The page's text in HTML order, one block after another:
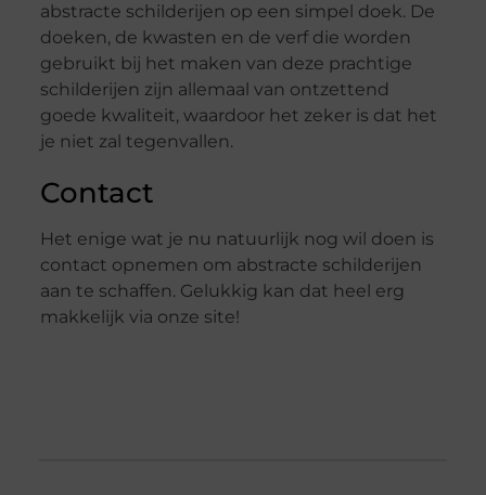
abstracte schilderijen op een simpel doek. De
doeken, de kwasten en de verf die worden
gebruikt bij het maken van deze prachtige
schilderijen zijn allemaal van ontzettend
goede kwaliteit, waardoor het zeker is dat het
je niet zal tegenvallen.
Contact
Het enige wat je nu natuurlijk nog wil doen is
contact opnemen om abstracte schilderijen
aan te schaffen. Gelukkig kan dat heel erg
makkelijk via onze site!